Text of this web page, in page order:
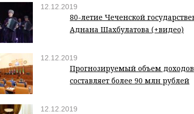
12.12.2019
80-летие Чеченской
Аднана Шахбулатова (+видео)
12.12.2019
Прогнозируемый объем
составляет более 90 млн рублей
12.12.2019